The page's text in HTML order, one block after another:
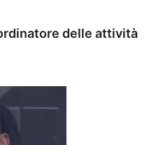
delle attività